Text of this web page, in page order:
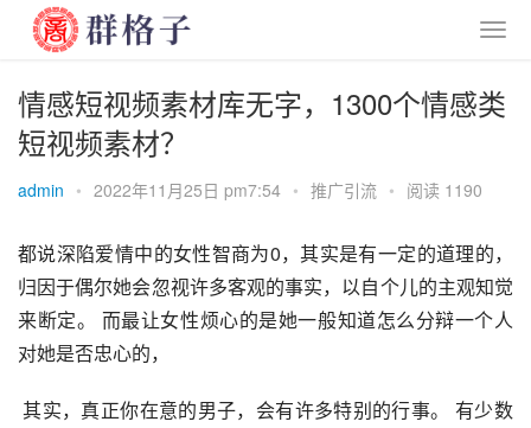
情感短视频素材库无字，1300个情感类
短视频素材？
admin • 2022年11月25日 pm7:54 • 推广引流 • 阅读 1190
都说深陷爱情中的女性智商为0，其实是有一定的道理的，
归因于偶尔她会忽视许多客观的事实，以自个儿的主观知觉
来断定。 而最让女性烦心的是她一般知道怎么分辩一个人
对她是否忠心的，
其实，真正你在意的男子，会有许多特别的行事。 有少数